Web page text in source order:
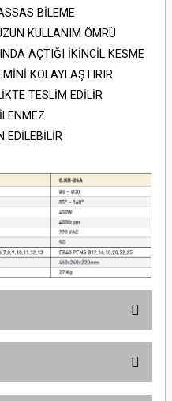
BİLEME
KULLANIM ÖMRÜ
AÇTIĞI İKİNCİL KESME
KOLAYLAŞTIRIR
TESLİM EDİLİR
EDİLEBİLİR